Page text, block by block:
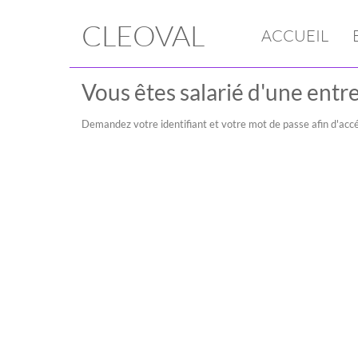
CLEOVAL ACCUEIL
Vous êtes salarié d'une
Demandez votre identifiant et votre mot de passe afin